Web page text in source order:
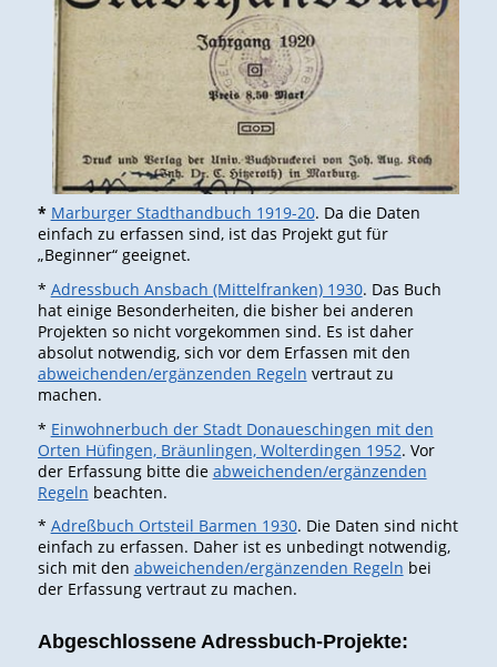
* Marburger Stadthandbuch 1919-20. Da die Daten
einfach zu erfassen sind, ist das Projekt gut für
„Beginner“ geeignet.
* Adressbuch Ansbach (Mittelfranken) 1930. Das Buch
hat einige Besonderheiten, die bisher bei anderen
Projekten so nicht vorgekommen sind. Es ist daher
absolut notwendig, sich vor dem Erfassen mit den
abweichenden/ergänzenden Regeln vertraut zu
machen.
* Einwohnerbuch der Stadt Donaueschingen mit den
Orten Hüfingen, Bräunlingen, Wolterdingen 1952. Vor
der Erfassung bitte die abweichenden/ergänzenden
Regeln beachten.
* Adreßbuch Ortsteil Barmen 1930. Die Daten sind nicht
einfach zu erfassen. Daher ist es unbedingt notwendig,
sich mit den abweichenden/ergänzenden Regeln bei
der Erfassung vertraut zu machen.
Abgeschlossene Adressbuch-Projekte: